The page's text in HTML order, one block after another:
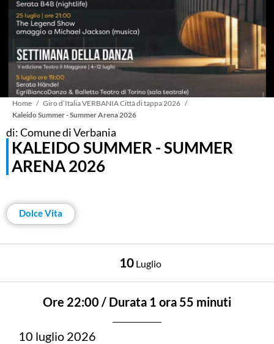
Briciole
di
pane
Home
Giro d’Italia VERBANIA Città di tappa 2026
Kaleido Summer - Summer Arena 2026
di: Comune di Verbania
KALEIDO SUMMER - SUMMER
ARENA 2026
Dolce Vita
10Luglio
Ore 22:00 / Durata 1 ora 55 minuti
10 luglio 2026